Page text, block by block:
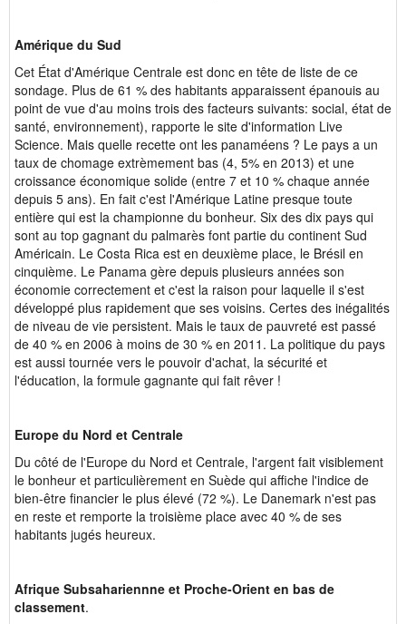
Amérique du Sud
Cet État d'Amérique Centrale est donc en tête de liste de ce
sondage. Plus de 61 % des habitants apparaissent épanouis au
point de vue d'au moins trois des facteurs suivants: social, état de
santé, environnement), rapporte le site d'information Live
Science. Mais quelle recette ont les panaméens ? Le pays a un
taux de chomage extrèmement bas (4, 5% en 2013) et une
croissance économique solide (entre 7 et 10 % chaque année
depuis 5 ans). En fait c'est l'Amérique Latine presque toute
entière qui est la championne du bonheur. Six des dix pays qui
sont au top gagnant du palmarès font partie du continent Sud
Américain. Le Costa Rica est en deuxième place, le Brésil en
cinquième. Le Panama gère depuis plusieurs années son
économie correctement et c'est la raison pour laquelle il s'est
développé plus rapidement que ses voisins. Certes des inégalités
de niveau de vie persistent. Mais le taux de pauvreté est passé
de 40 % en 2006 à moins de 30 % en 2011. La politique du pays
est aussi tournée vers le pouvoir d'achat, la sécurité et
l'éducation, la formule gagnante qui fait rêver !
Europe du Nord et Centrale
Du côté de l'Europe du Nord et Centrale, l'argent fait visiblement
le bonheur et particulièrement en Suède qui affiche l'indice de
bien-être financier le plus élevé (72 %). Le Danemark n'est pas
en reste et remporte la troisième place avec 40 % de ses
habitants jugés heureux.
Afrique Subsahariennne et Proche-Orient en bas de
classement.